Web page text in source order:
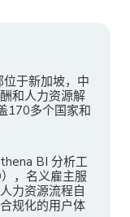
于新加坡，中
和人力资源解
170多个国家和
BI 分析工
，名义雇主服
力资源流程自
规化的用户体